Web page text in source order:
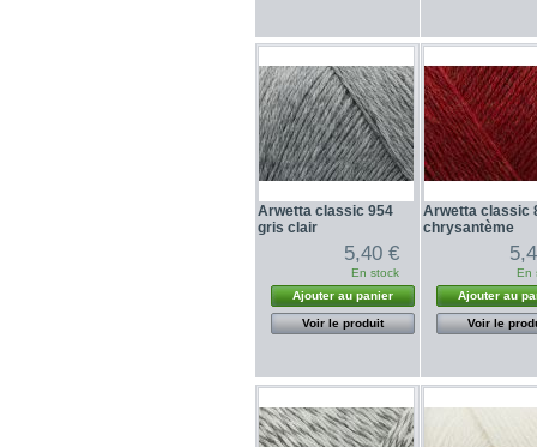
Arwetta classic 954
gris clair
5,40 €
En stock
Ajouter au panier
Voir le produit
Arwetta classic
chrysantème
En
Ajouter au
Voir le